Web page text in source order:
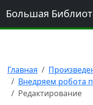
Большая
Главная
Внедряем робота
Редактирование